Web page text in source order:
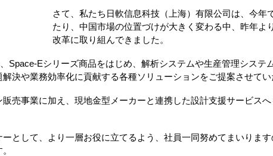
さて、私たち日軟信息科技（上海）有限公司は、今年
たり、中国市場の位置づけが大きく変わる中、昨年よ
改革に取り組んできました。
Space-Eシリーズ商品をはじめ、解析システムや生産管理システ
決や業務効率化に貢献する各種ソリューションをご提案させてい
売事業に加え、現地金型メーカーと連携した設計支援サービス
として、より一層お役に立てるよう、社員一同努めてまいりま